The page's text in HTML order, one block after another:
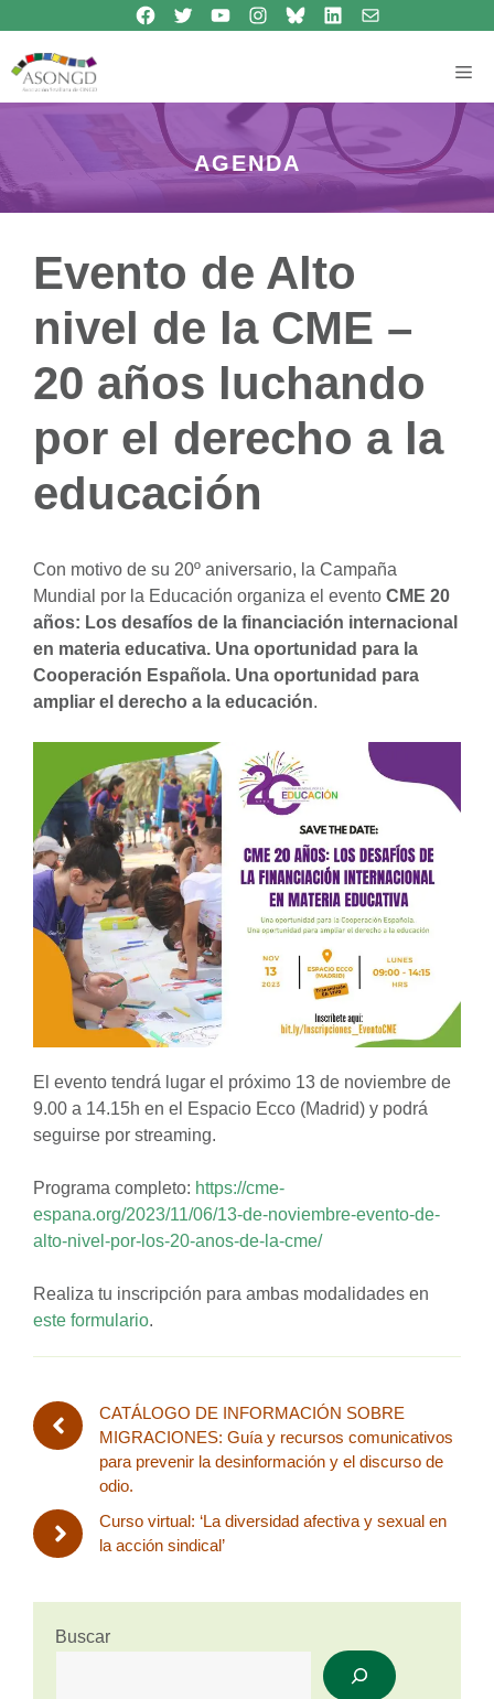
contenido
Síguenos en Facebook
Síguenos en TwitterSíguenos en Youtube
Síguenos en Instagram
Bluesky
Síguenos en Linkedincontacto
AGENDA
Evento de Alto
nivel de la CME –
20 años luchando
por el derecho a la
educación
Con motivo de su 20º aniversario, la Campaña
Mundial por la Educación organiza el evento CME 20
años: Los desafíos de la financiación internacional
en materia educativa. Una oportunidad para la
Cooperación Española. Una oportunidad para
ampliar el derecho a la educación.
El evento tendrá lugar el próximo 13 de noviembre de
9.00 a 14.15h en el Espacio Ecco (Madrid) y podrá
seguirse por streaming.
Programa completo: https://cme-
espana.org/2023/11/06/13-de-noviembre-evento-de-
alto-nivel-por-los-20-anos-de-la-cme/
Realiza tu inscripción para ambas modalidades en
este formulario.
CATÁLOGO DE INFORMACIÓN SOBRE
MIGRACIONES: Guía y recursos comunicativos
para prevenir la desinformación y el discurso de
odio.
Curso virtual: ‘La diversidad afectiva y sexual en
la acción sindical’
Buscar